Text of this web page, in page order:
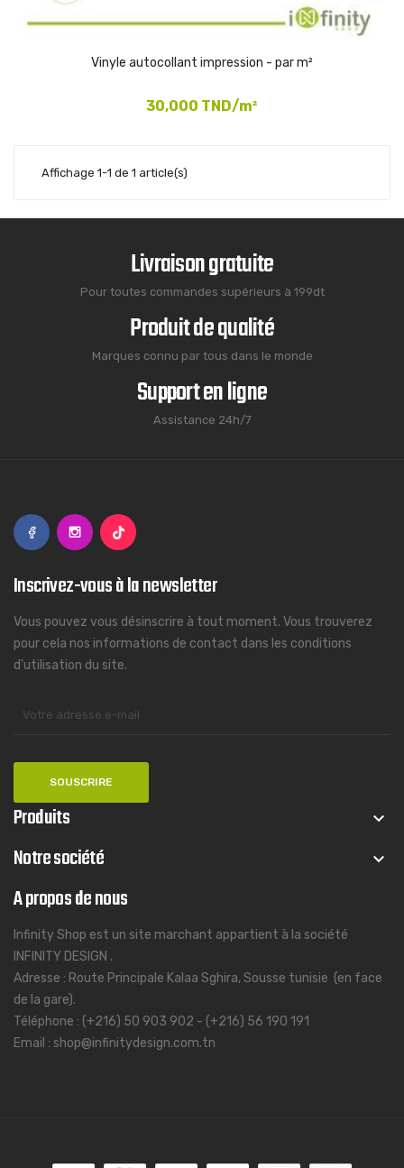
Vinyle autocollant impression - par m²
30,000 TND/m²
Affichage 1-1 de 1 article(s)
Livraison gratuite
Pour toutes commandes supérieurs à 199dt
Produit de qualité
Marques connu par tous dans le monde
Support en ligne
Assistance 24h/7
Inscrivez-vous à la newsletter
Vous pouvez vous désinscrire à tout moment. Vous trouverez
pour cela nos informations de contact dans les conditions
d'utilisation du site.
Produits keyboard_arrow_down
Notre société keyboard_arrow_down
A propos de nous
Infinity Shop est un site marchant appartient à la société
INFINITY DESIGN .
Adresse : Route Principale Kalaa Sghira, Sousse tunisie (en face
de la gare).
Téléphone : (+216) 50 903 902 - (+216) 56 190 191
Email : shop@infinitydesign.com.tn